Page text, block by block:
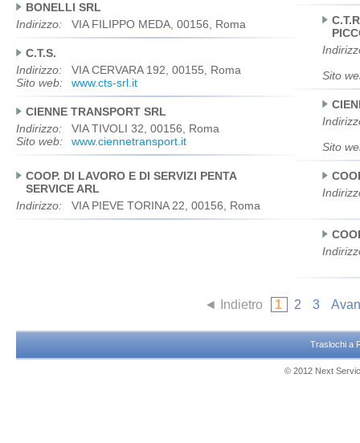
BONELLI SRL
Indirizzo:
VIA FILIPPO MEDA, 00156, Roma
Sito
C.T.S.
Indirizzo:
VIA CERVARA 192, 00155, Roma
Sito web:
www.cts-srl.it
Sito
CIENNE TRANSPORT SRL
Indirizzo:
VIA TIVOLI 32, 00156, Roma
Sito web:
www.ciennetransport.it
COOP. DI LAVORO E DI SERVIZI PENTA
SERVICE ARL
Indirizzo:
VIA PIEVE TORINA 22, 00156, Roma
◄ Indietro 1 2 3
Traslochi a
© 2012 Next